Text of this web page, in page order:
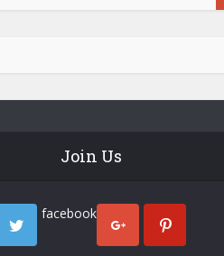
Join Us
facebook